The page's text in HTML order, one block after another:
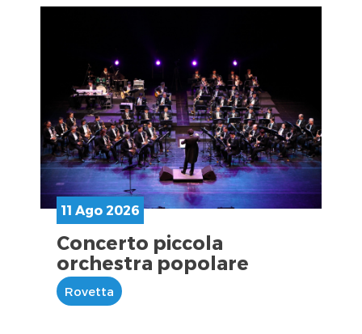
11 Ago 2026
Concerto piccola
orchestra popolare
Rovetta